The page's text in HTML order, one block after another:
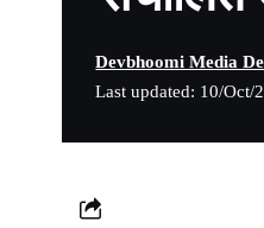
Last updated: 10/Oct/
Devbhoomi Media